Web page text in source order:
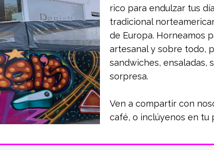
rico para endulzar tus
tradicional
de Europa. Horneamos
artesanal y sobre todo,
sandwiches, ensaladas,
sorpresa.
Ven a compartir con
café, o inclúyenos en tu